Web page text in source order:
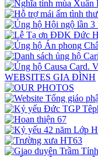
WEBSITES GIA ĐÌNH